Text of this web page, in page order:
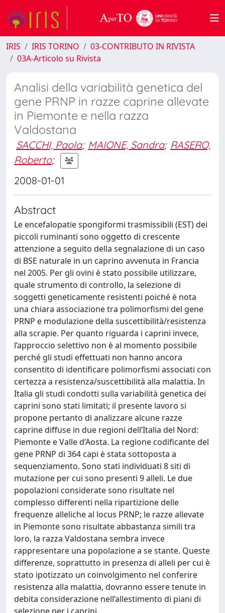
IRIS IRIS TORINO
03-CONTRIBUTO IN RIVISTA
03A-Articolo su Rivista
Analisi della variabilità genetica del
gene PRNP in razze caprine allevate
in Piemonte e nella razza
Valdostana
SACCHI, Paola; MAIONE, Sandra; RASERO,
Roberto;
2008-01-01
Abstract
Le encefalopatie spongiformi trasmissibili (EST) dei
piccoli ruminanti sono oggetto di crescente
attenzione a seguito della segnalazione di un caso
di BSE naturale in un caprino avvenuta in Francia
nel 2005. Per gli ovini è stato possibile utilizzare,
quale strumento di controllo, la selezione di
soggetti geneticamente resistenti poiché è nota
una chiara associazione tra polimorfismi del gene
PRNP e modulazione della suscettibilità/resistenza
alla scrapie. Per quanto riguarda i caprini invece,
l’approccio selettivo non è al momento possibile
perché gli studi effettuati non hanno ancora
consentito di identificare polimorfismi associati con
certezza a resistenza/suscettibilità alla malattia. In
Italia gli studi condotti sulla variabilità genetica dei
caprini sono stati limitati; il presente lavoro si
propone pertanto di analizzare alcune razze
caprine diffuse in due regioni dell’Italia del Nord:
Piemonte e Valle d’Aosta. La regione codificante del
gene PRNP di 364 capi è stata sottoposta a
sequenziamento. Sono stati individuati 8 siti di
mutazione per cui sono presenti 9 alleli. Le due
popolazioni considerate sono risultate nel
complesso differenti nella ripartizione delle
frequenze alleliche al locus PRNP; le razze allevate
in Piemonte sono risultate abbastanza simili tra
loro, la razza Valdostana sembra invece
rappresentare una popolazione a se stante. Queste
differenze, soprattutto in presenza di alleli per cui è
stato ipotizzato un coinvolgimento nel conferire
resistenza alla malattia, dovranno essere tenute in
debita considerazione nell’allestimento di piani di